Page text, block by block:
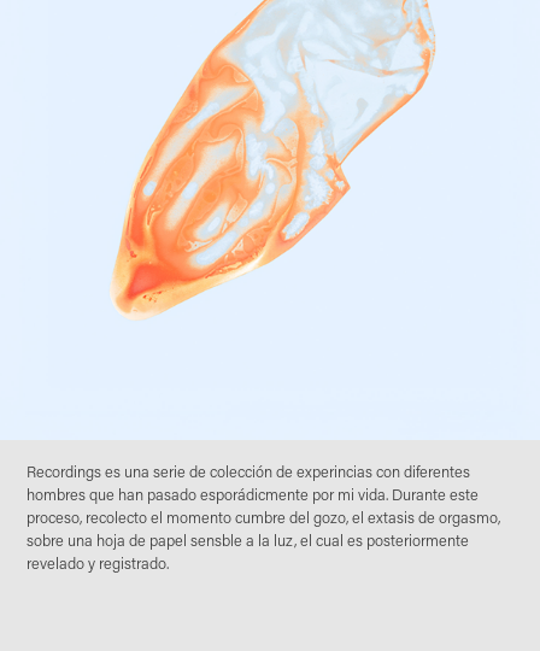
Recordings es una serie de colección de experincias con diferentes
hombres que han pasado esporádicmente por mi vida. Durante este
proceso, recolecto el momento cumbre del gozo, el extasis de orgasmo,
sobre una hoja de papel sensble a la luz, el cual es posteriormente
revelado y registrado.